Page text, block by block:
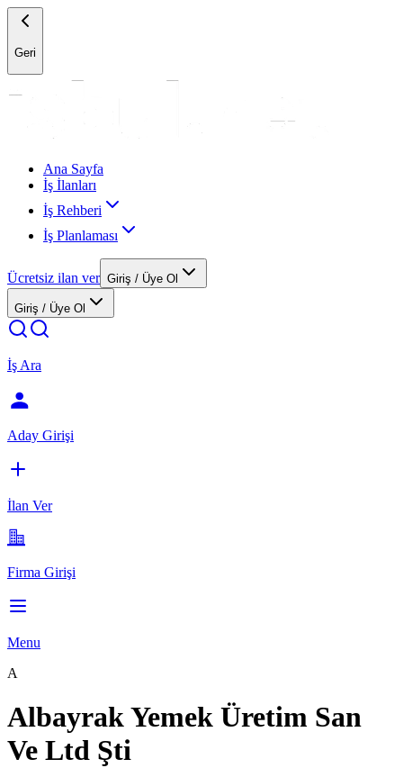
Geri
Ana Sayfa
İş İlanları
İş Rehberi
İş Planlaması
Ücretsiz ilan ver Giriş / Üye Ol
Giriş / Üye Ol
İş Ara
Aday Girişi
İlan Ver
Firma Girişi
Menu
A
Albayrak Yemek Üretim San
Ve Ltd Şti